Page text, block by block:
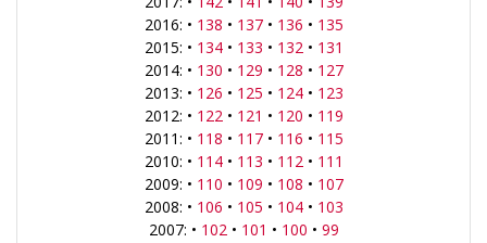
2016: • 138 • 137• 136 • 135
2015: • 134• 133 • 132• 131
2014: • 130 • 129 • 128 • 127
2013: • 126 • 125 • 124• 123
2012: • 122• 121 • 120 • 119
2011: • 118 • 117• 116 • 115
2010: • 114• 113 • 112• 111
2009: • 110 • 109 • 108 • 107
2008: • 106 • 105 • 104• 103
2007: • 102• 101 • 100 • 99